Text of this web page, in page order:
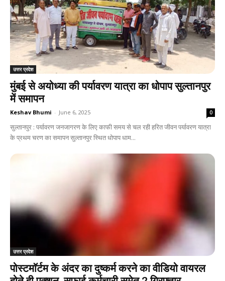
उत्तर प्रदेश
मुंबई से अयोध्या की पर्यावरण यात्रा का धोपाप सुल्तानपुर
में समापन
Keshav Bhumi - June 6, 2025 0
सुल्तानपुर : पर्यावरण जनजागरण के लिए काफी समय से चल रही हरित जीवन पर्यावरण यात्रा
के प्रथम चरण का समापन सुल्तानपुर स्थित धोपाप धाम...
उत्तर प्रदेश
पोस्टमाॅर्टम के अंदर का दुष्कर्म करने का वीडियो वायरल